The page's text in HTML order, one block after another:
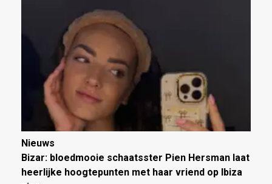
Nieuws
Bizar: bloedmooie schaatsster Pien Hersman laat
heerlijke hoogtepunten met haar vriend op Ibiza